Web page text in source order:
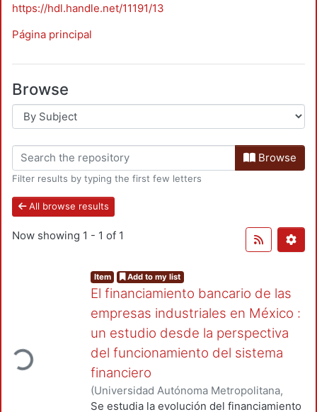
https://hdl.handle.net/11191/13
Página principal
Browse
Browse
Filter results by typing the first few letters
All browse results
Now showing 1 - 1 of 1
Item Add to my list
El financiamiento bancario de las
empresas industriales en México :
un estudio desde la perspectiva
del funcionamiento del sistema
financiero
(Universidad Autónoma Metropolitana,
Unidad Azcapotzalco, División de Ciencias
Se estudia la evolución del financiamiento